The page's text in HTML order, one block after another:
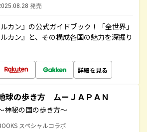
発売
カン』の公式ガイドブック！「全世界」
カン』と、その構成各国の魅力を深掘り
詳細を見る
球の歩き方 ムーＪＡＰＡＮ
神秘の国の歩き方～
スペシャルコラボ